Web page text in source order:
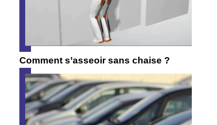
Comment s’asseoir sans chaise ?